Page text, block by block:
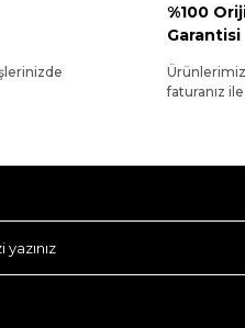
%100
Garantisi
faturanız